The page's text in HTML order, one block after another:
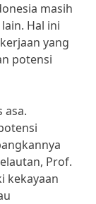
masih
Hal ini
yang
potensi
asa.
Prof.
kekayaan